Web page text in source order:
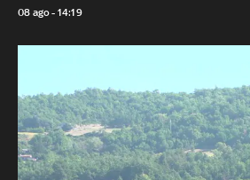
08 ago - 14:19